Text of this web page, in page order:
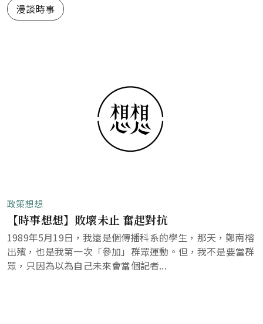
漫談時事
政策想想
【時事想想】敗壞未止 奮起對抗
1989年5月19日，我還是個傳播科系的學生，那天，鄭南榕
出殯，也是我第一次「參加」群眾運動。但，我不是要當群
眾，只因為以為自己未來會當個記者...